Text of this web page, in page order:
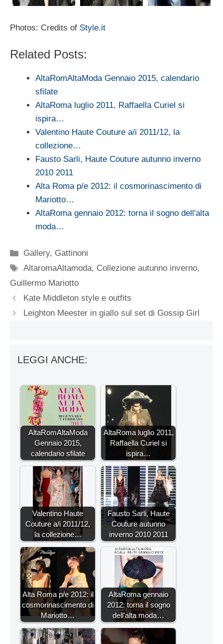
Photos: Credits of Style.it
Related Posts:
AltaRomAltaModa Gennaio 2015, calendario
sfilate
AltaRoma luglio 2011, Raffaella Curiel si
ispira…
Valentino Haute Couture a/i 2011/12, la
collezione…
Fausto Sarli, Haute Couture autunno inverno
2010 2011
Alta Roma p/e 2012: il cosmorinascimento di
Mariotto…
AltaRoma gennaio 2012: torna il sogno dell'alta
moda…
Categorie
Gallery, Gattinoni
Tag
AltaromaAltamoda, Collezione autunno inverno,
Guillermo Mariotto
Kate Middleton style e outfits
Leighton Meester in giallo sul set di Gossip Girl
LEGGI ANCHE:
AltaRomAltaModa
Gennaio 2015,
calendario sfilate
AltaRoma luglio 2011,
Raffaella Curiel si
ispira…
Valentino Haute
Couture a/i 2011/12,
la collezione…
Fausto Sarli, Haute
Couture autunno
inverno 2010 2011
Alta Roma p/e 2012: il
cosmorinascimento di
Mariotto…
AltaRoma gennaio
2012: torna il sogno
dell'alta moda…